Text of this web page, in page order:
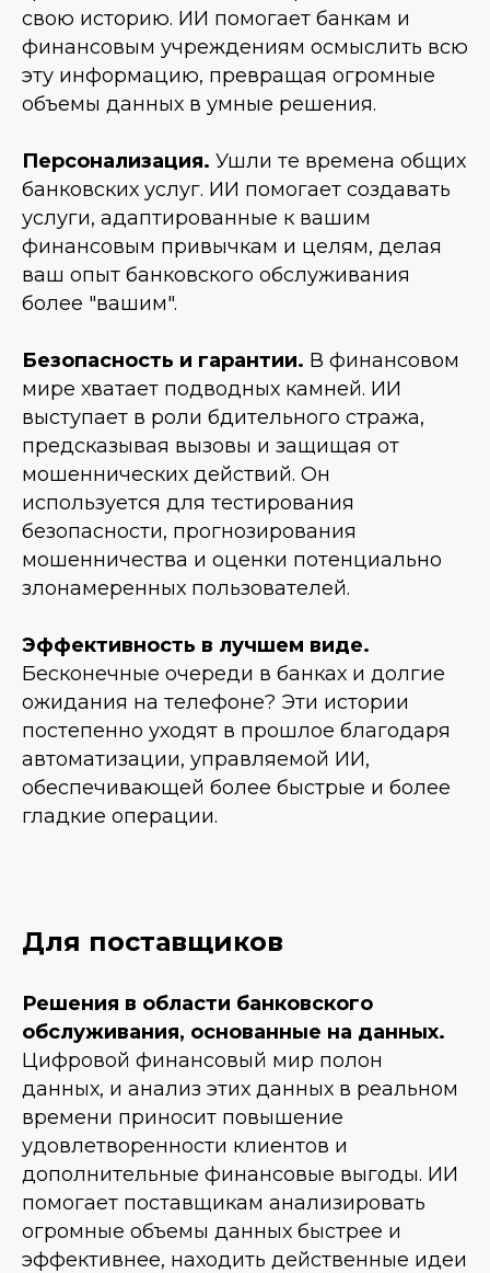
свою историю. ИИ помогает банкам и
финансовым учреждениям осмыслить всю
эту информацию, превращая огромные
объемы данных в умные решения.
Персонализация. Ушли те времена общих
банковских услуг. ИИ помогает создавать
услуги, адаптированные к вашим
финансовым привычкам и целям, делая
ваш опыт банковского обслуживания
более "вашим".
Безопасность и гарантии. В финансовом
мире хватает подводных камней. ИИ
выступает в роли бдительного стража,
предсказывая вызовы и защищая от
мошеннических действий. Он
используется для тестирования
безопасности, прогнозирования
мошенничества и оценки потенциально
злонамеренных пользователей.
Эффективность в лучшем виде.
Бесконечные очереди в банках и долгие
ожидания на телефоне? Эти истории
постепенно уходят в прошлое благодаря
автоматизации, управляемой ИИ,
обеспечивающей более быстрые и более
гладкие операции.
Для поставщиков
Решения в области банковского
обслуживания, основанные на данных.
Цифровой финансовый мир полон
данных, и анализ этих данных в реальном
времени приносит повышение
удовлетворенности клиентов и
дополнительные финансовые выгоды. ИИ
помогает поставщикам анализировать
огромные объемы данных быстрее и
эффективнее, находить действенные идеи